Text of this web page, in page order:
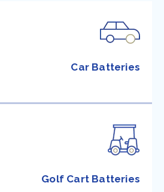
Car Batteries
Golf Cart Batteries